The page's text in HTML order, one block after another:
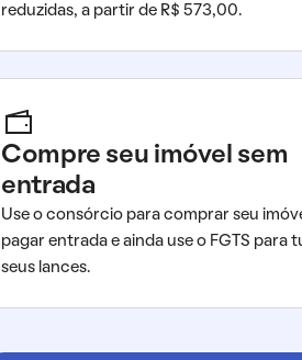
reduzidas, a partir de R$ 573,00.
Compre seu imóvel sem
entrada
Use o consórcio para comprar seu
pagar entrada e ainda use o FGTS para
seus lances.